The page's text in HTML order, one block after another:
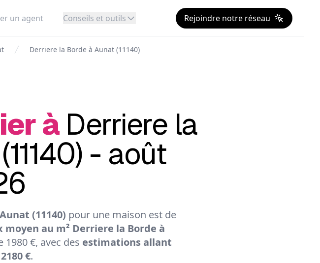
un agent Conseils et outils Rejoindre notre réseau
Derriere la Borde à Aunat (11140)
à Derriere la
- août
(11140) pour une maison est de
moyen au m² Derriere la Borde à
€, avec des estimations allant
€.